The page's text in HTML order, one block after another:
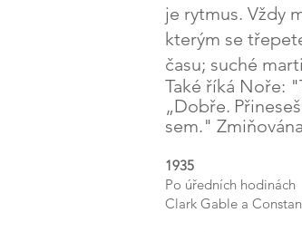
je rytmus. Vždy
kterým se
času; suché
Také říká Noře:
„Dobře. Přineseš
sem."
1935
Po úředních hodinách
Clark Gable a